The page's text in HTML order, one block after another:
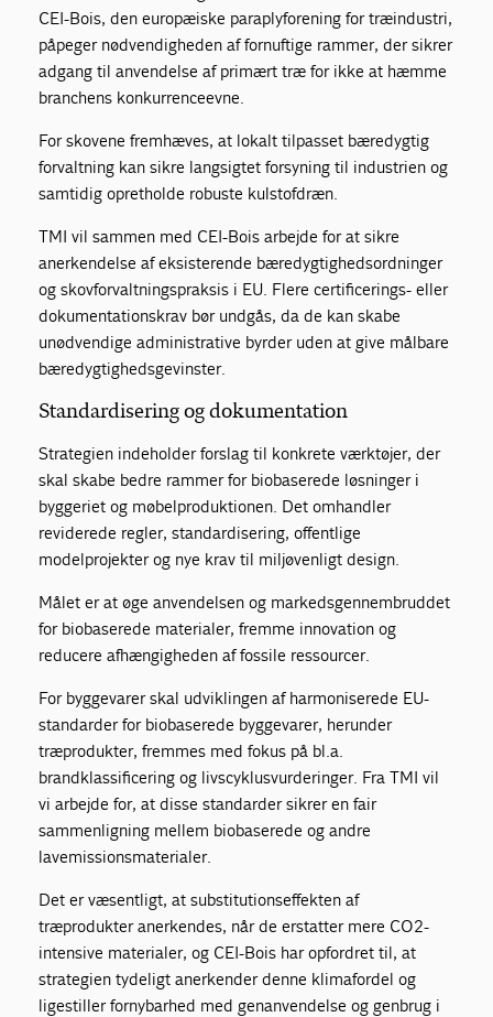
CEI-Bois, den europæiske paraplyforening for træindustri,
påpeger nødvendigheden af fornuftige rammer, der sikrer
adgang til anvendelse af primært træ for ikke at hæmme
branchens konkurrenceevne.
For skovene fremhæves, at lokalt tilpasset bæredygtig
forvaltning kan sikre langsigtet forsyning til industrien og
samtidig opretholde robuste kulstofdræn.
TMI vil sammen med CEI-Bois arbejde for at sikre
anerkendelse af eksisterende bæredygtighedsordninger
og skovforvaltningspraksis i EU. Flere certificerings- eller
dokumentationskrav bør undgås, da de kan skabe
unødvendige administrative byrder uden at give målbare
bæredygtighedsgevinster.
Standardisering og dokumentation
Strategien indeholder forslag til konkrete værktøjer, der
skal skabe bedre rammer for biobaserede løsninger i
byggeriet og møbelproduktionen. Det omhandler
reviderede regler, standardisering, offentlige
modelprojekter og nye krav til miljøvenligt design.
Målet er at øge anvendelsen og markedsgennembruddet
for biobaserede materialer, fremme innovation og
reducere afhængigheden af fossile ressourcer.
For byggevarer skal udviklingen af harmoniserede EU-
standarder for biobaserede byggevarer, herunder
træprodukter, fremmes med fokus på bl.a.
brandklassificering og livscyklusvurderinger. Fra TMI vil
vi arbejde for, at disse standarder sikrer en fair
sammenligning mellem biobaserede og andre
lavemissionsmaterialer.
Det er væsentligt, at substitutionseffekten af
træprodukter anerkendes, når de erstatter mere CO2-
intensive materialer, og CEI-Bois har opfordret til, at
strategien tydeligt anerkender denne klimafordel og
ligestiller fornybarhed med genanvendelse og genbrug i